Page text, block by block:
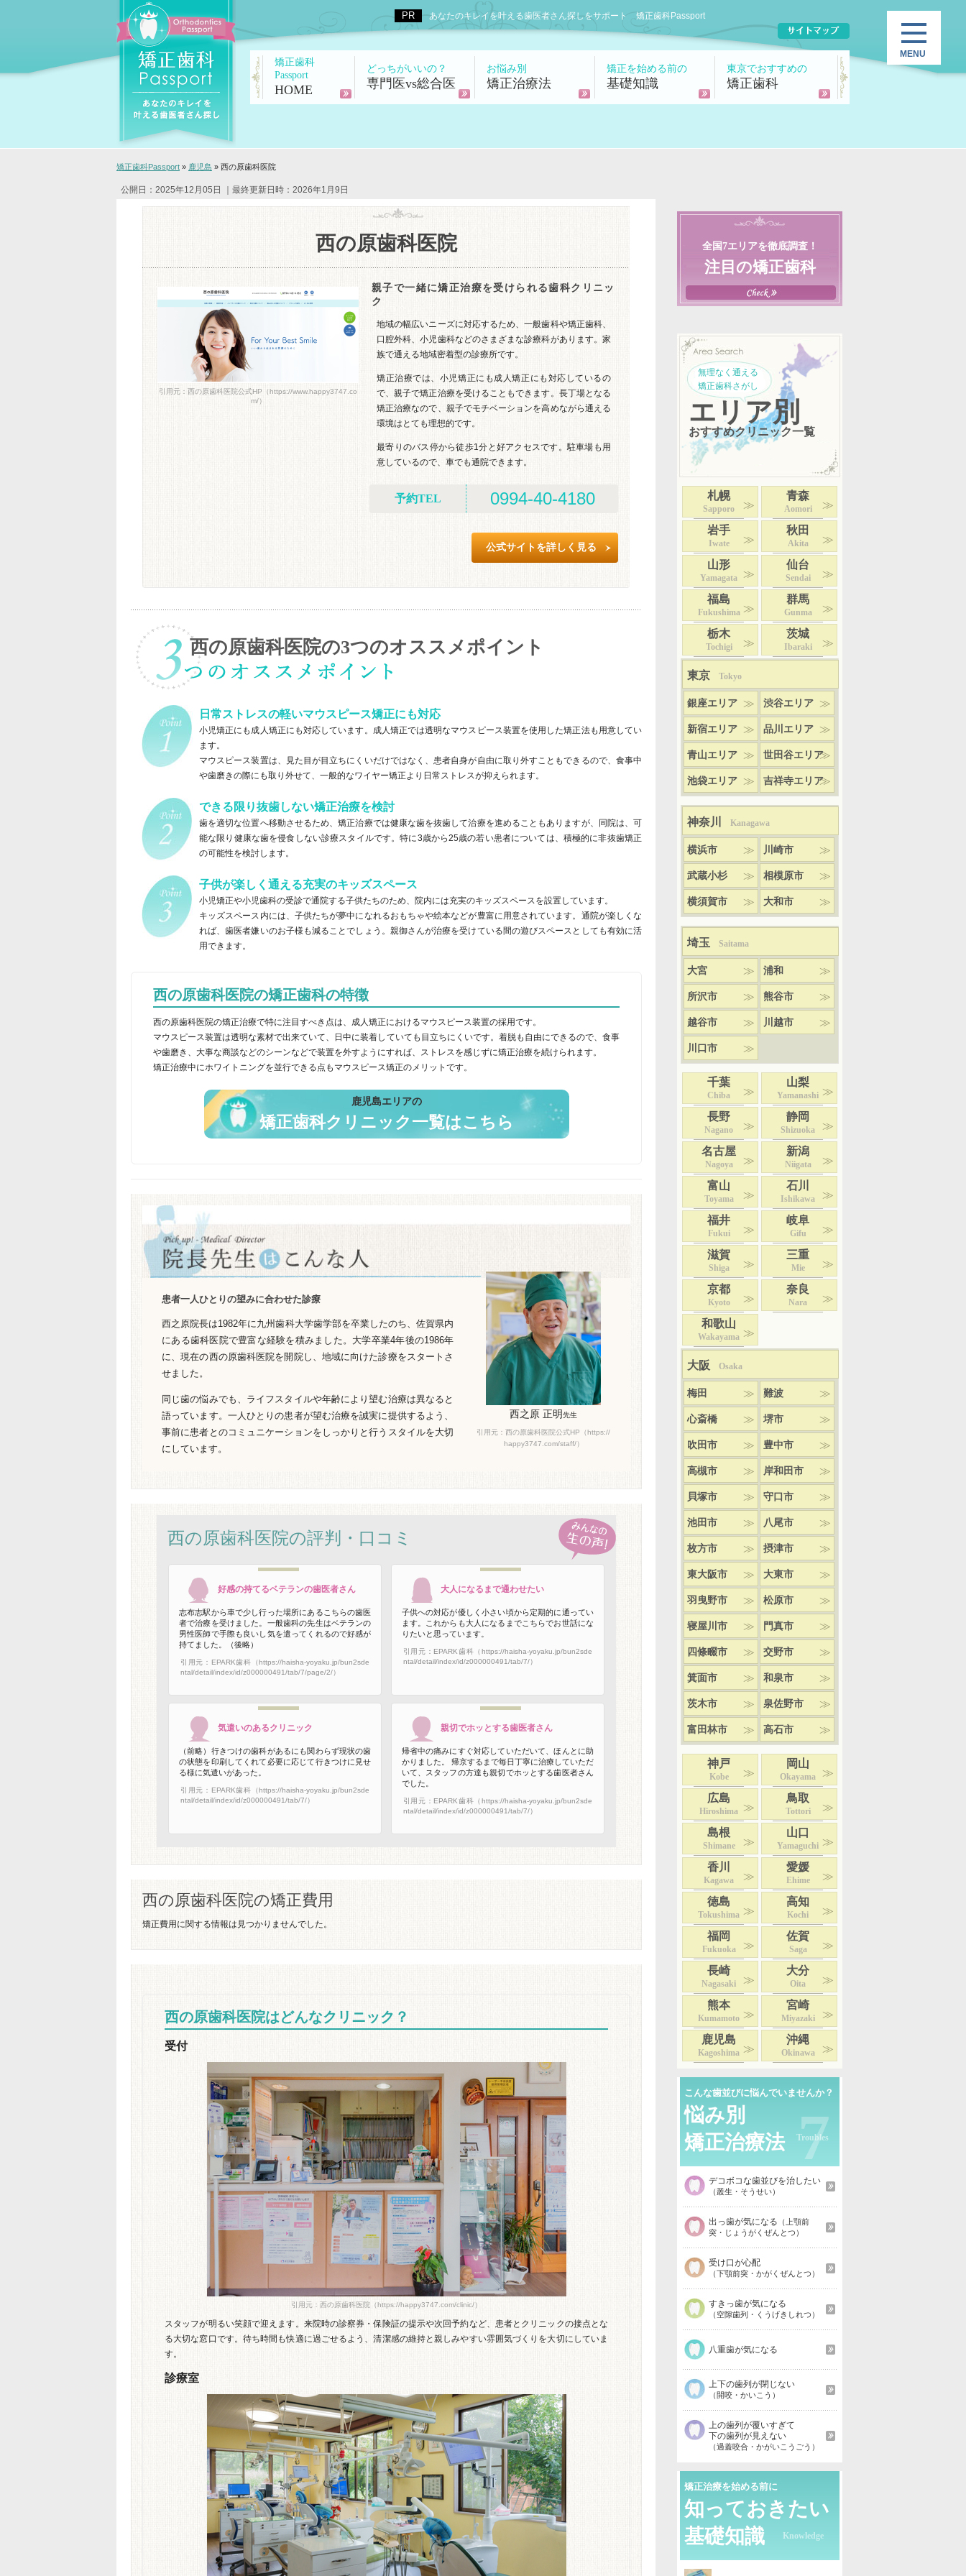
あなたのキレイを叶える歯医者さん探しをサポート 矯正歯科Passport
矯正歯科
Passport
HOME
どっちがいいの？
専門医vs総合医
お悩み別
矯正治療法
矯正を始める前の
基礎知識
東京でおすすめの
矯正歯科
矯正歯科Passport » 鹿児島 » 西の原歯科医院
公開日：2025年12月05日 ｜最終更新日時：2026年1月9日
西の原歯科医院
引用元：西の原歯科医院公式HP（https://www.happy3747.co
m/）
親子で一緒に矯正治療を受けられる歯科クリニッ
ク
地域の幅広いニーズに対応するため、一般歯科や矯正歯科、
口腔外科、小児歯科などのさまざまな診療科があります。家
族で通える地域密着型の診療所です。
矯正治療では、小児矯正にも成人矯正にも対応しているの
で、親子で矯正治療を受けることもできます。長丁場となる
矯正治療なので、親子でモチベーションを高めながら通える
環境はとても理想的です。
最寄りのバス停から徒歩1分と好アクセスです。駐車場も用
意しているので、車でも通院できます。
予約TEL 0994-40-4180
公式サイトを詳しく見る
西の原歯科医院の3つのオススメポイント
日常ストレスの軽いマウスピース矯正にも対応
小児矯正にも成人矯正にも対応しています。成人矯正では透明なマウスピース装置を使用した矯正法も用意してい
ます。
マウスピース装置は、見た目が目立ちにくいだけではなく、患者自身が自由に取り外すこともできるので、食事中
や歯磨きの際にも取り外せて、一般的なワイヤー矯正より日常ストレスが抑えられます。
できる限り抜歯しない矯正治療を検討
歯を適切な位置へ移動させるため、矯正治療では健康な歯を抜歯して治療を進めることもありますが、同院は、可
能な限り健康な歯を侵食しない診療スタイルです。特に3歳から25歳の若い患者については、積極的に非抜歯矯正
の可能性を検討します。
子供が楽しく通える充実のキッズスペース
小児矯正や小児歯科の受診で通院する子供たちのため、院内には充実のキッズスペースを設置しています。
キッズスペース内には、子供たちが夢中になれるおもちゃや絵本などが豊富に用意されています。通院が楽しくな
れば、歯医者嫌いのお子様も減ることでしょう。親御さんが治療を受けている間の遊びスペースとしても有効に活
用できます。
西の原歯科医院の矯正歯科の特徴
西の原歯科医院の矯正治療で特に注目すべき点は、成人矯正におけるマウスピース装置の採用です。
マウスピース装置は透明な素材で出来ていて、日中に装着していても目立ちにくいです。着脱も自由にできるので、食事
や歯磨き、大事な商談などのシーンなどで装置を外すようにすれば、ストレスを感じずに矯正治療を続けられます。
矯正治療中にホワイトニングを並行できる点もマウスピース矯正のメリットです。
鹿児島エリアの
矯正歯科クリニック一覧はこちら
患者一人ひとりの望みに合わせた診療
西之原院長は1982年に九州歯科大学歯学部を卒業したのち、佐賀県内
にある歯科医院で豊富な経験を積みました。大学卒業4年後の1986年
に、現在の西の原歯科医院を開院し、地域に向けた診療をスタートさ
せました。
同じ歯の悩みでも、ライフスタイルや年齢により望む治療は異なると
語っています。一人ひとりの患者が望む治療を誠実に提供するよう、
事前に患者とのコミュニケーションをしっかりと行うスタイルを大切
にしています。
西之原 正明先生
引用元：西の原歯科医院公式HP（https://
happy3747.com/staff/）
西の原歯科医院の評判・口コミ
好感の持てるベテランの歯医者さん
志布志駅から車で少し行った場所にあるこちらの歯医
者で治療を受けました。一般歯科の先生はベテランの
男性医師で手際も良いし気を遣ってくれるので好感が
持てました。（後略）
引用元：EPARK歯科（https://haisha-yoyaku.jp/bun2sde
ntal/detail/index/id/z000000491/tab/7/page/2/）
大人になるまで通わせたい
子供への対応が優しく小さい頃から定期的に通ってい
ます。これからも大人になるまでこちらでお世話にな
りたいと思っています。
引用元：EPARK歯科（https://haisha-yoyaku.jp/bun2sde
ntal/detail/index/id/z000000491/tab/7/）
気遣いのあるクリニック
（前略）行きつけの歯科があるにも関わらず現状の歯
の状態を印刷してくれて必要に応じて行きつけに見せ
る様に気遣いがあった。
引用元：EPARK歯科（https://haisha-yoyaku.jp/bun2sde
ntal/detail/index/id/z000000491/tab/7/）
親切でホッとする歯医者さん
帰省中の痛みにすぐ対応していただいて、ほんとに助
かりました。 帰京するまで毎日丁寧に治療していただ
いて、スタッフの方達も親切でホッとする歯医者さん
でした。
引用元：EPARK歯科（https://haisha-yoyaku.jp/bun2sde
ntal/detail/index/id/z000000491/tab/7/）
西の原歯科医院の矯正費用
矯正費用に関する情報は見つかりませんでした。
西の原歯科医院はどんなクリニック？
受付
引用元：西の原歯科医院（https://happy3747.com/clinic/）
スタッフが明るい笑顔で迎えます。来院時の診察券・保険証の提示や次回予約など、患者とクリニックの接点とな
る大切な窓口です。待ち時間も快適に過ごせるよう、清潔感の維持と親しみやすい雰囲気づくりを大切にしていま
す。
診療室
全国7エリアを徹底調査！
注目の矯正歯科
無理なく通える
矯正歯科さがし
エリア別
おすすめクリニック一覧
札幌
Sapporo
青森
Aomori
岩手
Iwate
秋田
Akita
山形
Yamagata
仙台
Sendai
福島
Fukushima
群馬
Gunma
栃木
Tochigi
茨城
Ibaraki
東京 Tokyo
銀座エリア 渋谷エリア
新宿エリア 品川エリア
青山エリア 世田谷エリア
池袋エリア 吉祥寺エリア
神奈川 Kanagawa
横浜市 川崎市
武蔵小杉 相模原市
横須賀市 大和市
埼玉 Saitama
大宮 浦和
所沢市 熊谷市
越谷市 川越市
川口市
千葉
Chiba
山梨
Yamanashi
長野
Nagano
静岡
Shizuoka
名古屋
Nagoya
新潟
Niigata
富山
Toyama
石川
Ishikawa
福井
Fukui
岐阜
Gifu
滋賀
Shiga
三重
Mie
京都
Kyoto
奈良
Nara
和歌山
Wakayama
大阪 Osaka
梅田 難波
心斎橋 堺市
吹田市 豊中市
高槻市 岸和田市
貝塚市 守口市
池田市 八尾市
枚方市 摂津市
東大阪市 大東市
羽曳野市 松原市
寝屋川市 門真市
四條畷市 交野市
箕面市 和泉市
茨木市 泉佐野市
富田林市 高石市
神戸
Kobe
岡山
Okayama
広島
Hiroshima
鳥取
Tottori
島根
Shimane
山口
Yamaguchi
香川
Kagawa
愛媛
Ehime
徳島
Tokushima
高知
Kochi
福岡
Fukuoka
佐賀
Saga
長崎
Nagasaki
大分
Oita
熊本
Kumamoto
宮崎
Miyazaki
鹿児島
Kagoshima
沖縄
Okinawa
こんな歯並びに悩んでいませんか？
悩み別
矯正治療法 7
デコボコな歯並びを治したい
（叢生・そうせい）
出っ歯が気になる （上顎前
突・じょうがくぜんとつ）
受け口が心配
（下顎前突・かがくぜんとつ）
すきっ歯が気になる
（空隙歯列・くうげきしれつ）
八重歯が気になる
上下の歯列が閉じない
（開咬・かいこう）
上の歯列が覆いすぎて
下の歯列が見えない
（過蓋咬合・かがいこうごう）
矯正治療を始める前に
知っておきたい
基礎知識